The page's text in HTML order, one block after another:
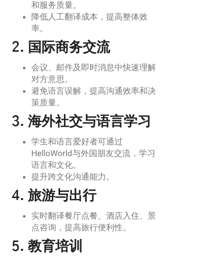
和服务质量。
降低人工翻译成本，提高整体效
率。
2. 国际商务交流
会议、邮件及即时消息中快速理解
对方意思。
避免语言误解，提高沟通效率和决
策质量。
3. 海外社交与语言学习
学生和语言爱好者可通过
HelloWorld与外国朋友交流，学习
语言和文化。
提升跨文化沟通能力。
4. 旅游与出行
实时翻译餐厅点餐、酒店入住、景
点咨询，提高旅行便利性。
5. 教育培训